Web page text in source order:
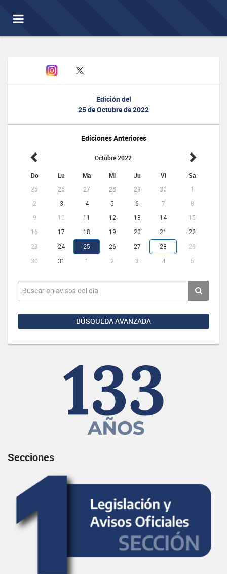
Toggle
navigation
Edición del
25 de Octubre de 2022
Ediciones Anteriores
Octubre 2022
Do Lu Ma Mi Ju Vi Sa
25 26 27 28 29 30
1
2
3 4 5 6 7
8
9
10 11 12 13 14
15
16
17 18 19 20 21 22
23 24 25 26 27 28 29
30 31 1 2 3 4 5
BÚSQUEDA AVANZADA
Secciones